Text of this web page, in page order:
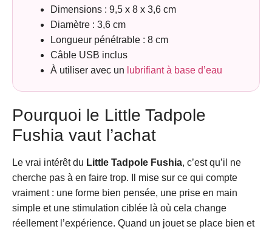
Dimensions : 9,5 x 8 x 3,6 cm
Diamètre : 3,6 cm
Longueur pénétrable : 8 cm
Câble USB inclus
À utiliser avec un lubrifiant à base d’eau
Pourquoi le Little Tadpole
Fushia vaut l’achat
Le vrai intérêt du Little Tadpole Fushia, c’est qu’il ne
cherche pas à en faire trop. Il mise sur ce qui compte
vraiment : une forme bien pensée, une prise en main
simple et une stimulation ciblée là où cela change
réellement l’expérience. Quand un jouet se place bien et